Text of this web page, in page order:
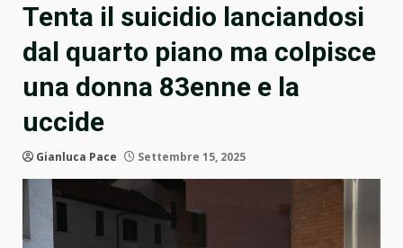
Tenta il suicidio lanciandosi
dal quarto piano ma colpisce
una donna 83enne e la
uccide
Gianluca Pace Settembre 15, 2025